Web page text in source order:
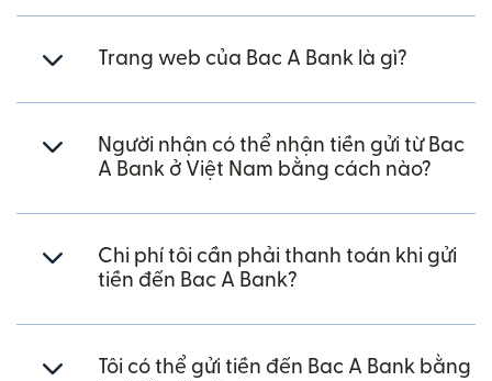
Trang web của Bac A Bank là gì?
Người nhận có thể nhận tiền gửi từ Bac
A Bank ở Việt Nam bằng cách nào?
Chi phí tôi cần phải thanh toán khi gửi
tiền đến Bac A Bank?
Tôi có thể gửi tiền đến Bac A Bank bằng